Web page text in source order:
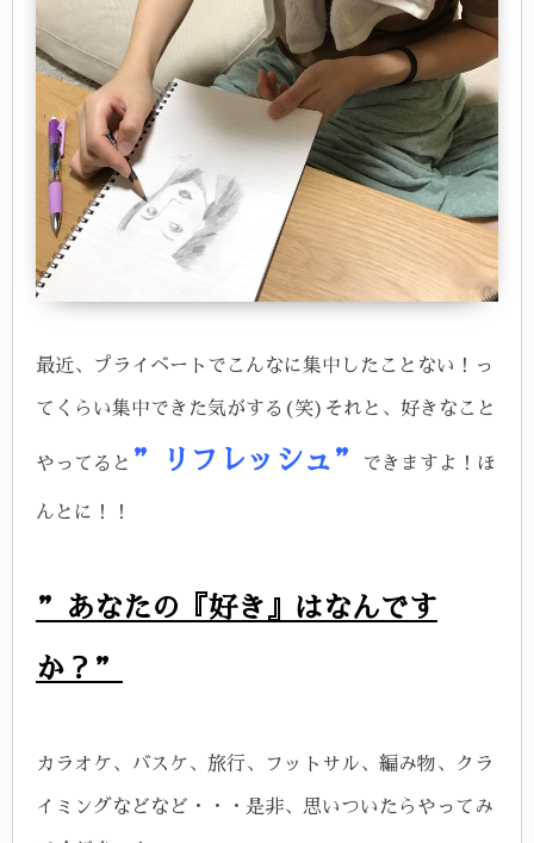
最近、プライベートでこんなに集中したことない！っ
てくらい集中できた気がする(笑) それと、好きなこと
やってると ”リフレッシュ” できますよ！ ほ
んとに！！
”あなたの『好き』はなんです
か？”
カラオケ、バスケ、旅行、フットサル、編み物、クラ
イミングなどなど・・・ 是非、思いついたらやってみ